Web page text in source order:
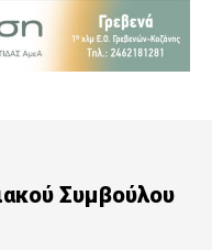
Συμβούλου